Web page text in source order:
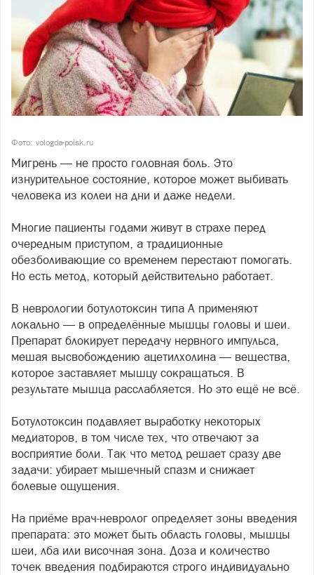
Фото: vologda-poisk.ru
Мигрень — не просто головная боль. Это
изнурительное состояние, которое может выбивать
человека из колеи на дни и даже недели.
Многие пациенты годами живут в страхе перед
очередным приступом, а традиционные
обезболивающие со временем перестают помогать.
Но есть метод, который действительно работает.
В неврологии ботулотоксин типа А применяют
локально — в определённые мышцы головы и шеи.
Препарат блокирует передачу нервного импульса,
мешая высвобождению ацетилхолина — вещества,
которое заставляет мышцу сокращаться. В
результате мышца расслабляется. Но это ещё не всё.
Ботулотоксин подавляет выработку некоторых
медиаторов, в том числе тех, что отвечают за
восприятие боли. Так что метод решает сразу две
задачи: убирает мышечный спазм и снижает
болевые ощущения.
На приёме врач-невролог определяет зоны введения
препарата: это может быть область головы, мышцы
шеи, лба или височная зона. Доза и количество
точек введения подбираются строго индивидуально